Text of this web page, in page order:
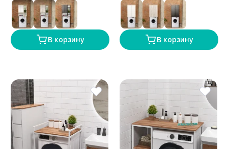
В корзину В корзину